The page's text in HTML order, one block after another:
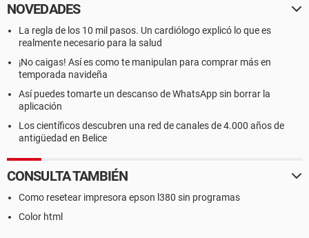
NOVEDADES
La regla de los 10 mil pasos. Un cardiólogo explicó lo que es
realmente necesario para la salud
¡No caigas! Así es como te manipulan para comprar más en
temporada navideña
Así puedes tomarte un descanso de WhatsApp sin borrar la
aplicación
Los científicos descubren una red de canales de 4.000 años de
antigüedad en Belice
CONSULTA TAMBIÉN
Como resetear impresora epson l380 sin programas
Color html